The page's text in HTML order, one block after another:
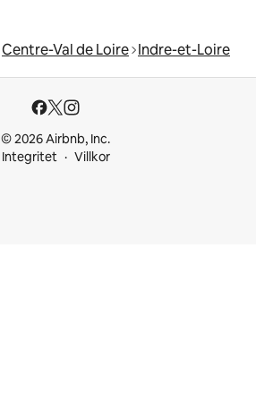
Centre-Val de Loire Indre-et-Loire
© 2026 Airbnb, Inc.
Integritet
Villkor